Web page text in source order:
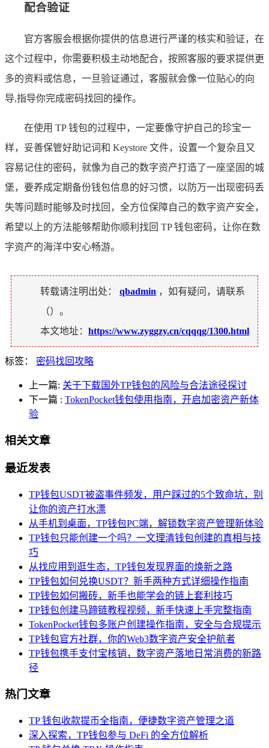
配合验证
官方客服会根据你提供的信息进行严谨的核实和验证，在
这个过程中，你需要积极主动地配合，按照客服的要求提供更
多的资料或信息，一旦验证通过，客服就会像一位贴心的向
导,指导你完成密码找回的操作。
在使用 TP 钱包的过程中，一定要像守护自己的珍宝一
样，妥善保管好助记词和 Keystore 文件，设置一个复杂且又
容易记住的密码，就像为自己的数字资产打造了一座坚固的城
堡，要养成定期备份钱包信息的好习惯，以防万一出现密码丢
失等问题时能够及时找回，全方位保障自己的数字资产安全，
希望以上的方法能够帮助你顺利找回 TP 钱包密码，让你在数
字资产的海洋中安心畅游。
转载请注明出处： qbadmin ，如有疑问，请联系
（）。
本文地址： https://www.zyggzy.cn/cqqqg/1300.html
标签： 密码找回攻略
上一篇: 关于下载国外TP钱包的风险与合法途径探讨
下一篇 : TokenPocket钱包使用指南，开启加密资产新体
验
相关文章
最近发表
TP钱包USDT被盗事件频发，用户踩过的5个致命坑，别
让你的资产打水漂
从手机到桌面，TP钱包PC端，解锁数字资产管理新体验
TP钱包只能创建一个吗？一文理清钱包创建的真相与技
巧
从找应用到逛生态，TP钱包发现界面的焕新之路
TP钱包如何兑换USDT？新手两种方式详细操作指南
TP钱包如何搬砖，新手也能学会的链上套利技巧
TP钱包创建马蹄链教程视频，新手快速上手完整指南
TokenPocket钱包多账户创建操作指南，安全与合规提示
TP钱包官方社群，你的Web3数字资产安全护航者
TP钱包携手支付宝核销，数字资产落地日常消费的新路
径
热门文章
TP 钱包收款提币全指南，便捷数字资产管理之道
深入探索，TP钱包参与 DeFi 的全方位解析